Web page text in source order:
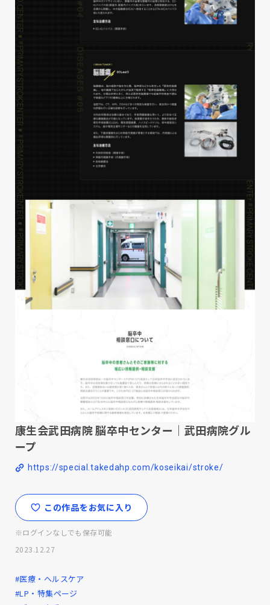
康生会武田病院 脳卒中センター｜武田病院グル
ープ
https://special.takedahp.com/koseikai/stroke/
この作品をお気に入り
※ログインなしでも保存可能
2023.12.27
#医療・ヘルスケア
#LP・特集ページ